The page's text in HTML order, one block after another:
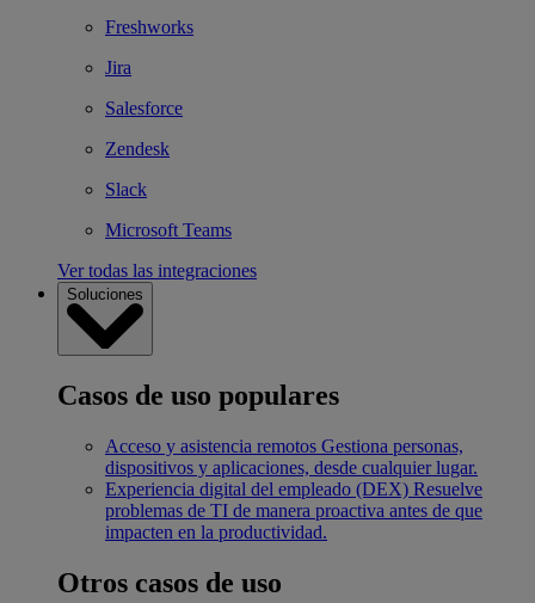
Freshworks
Jira
Salesforce
Zendesk
Slack
Microsoft Teams
Ver todas las integraciones
Soluciones
Casos de uso populares
Acceso y asistencia remotos Gestiona personas,
dispositivos y aplicaciones, desde cualquier lugar.
Experiencia digital del empleado (DEX) Resuelve
problemas de TI de manera proactiva antes de que
impacten en la productividad.
Otros casos de uso